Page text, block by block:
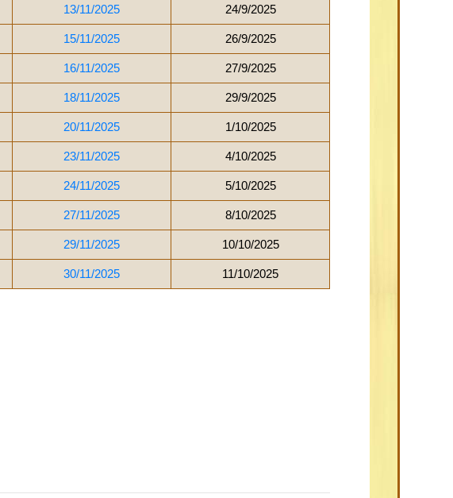
13/11/2025 24/9/2025
15/11/2025 26/9/2025
16/11/2025 27/9/2025
18/11/2025 29/9/2025
20/11/2025 1/10/2025
23/11/2025 4/10/2025
24/11/2025 5/10/2025
27/11/2025 8/10/2025
29/11/2025 10/10/2025
30/11/2025 11/10/2025